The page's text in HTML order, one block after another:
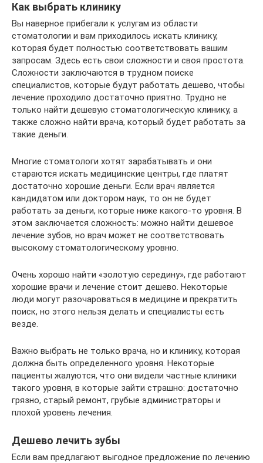
Как выбрать клинику
Вы наверное прибегали к услугам из области
стоматологии и вам приходилось искать клинику,
которая будет полностью соответствовать вашим
запросам. Здесь есть свои сложности и своя простота.
Сложности заключаются в трудном поиске
специалистов, которые будут работать дешево, чтобы
лечение проходило достаточно приятно. Трудно не
только найти дешевую стоматологическую клинику, а
также сложно найти врача, который будет работать за
такие деньги.
Многие стоматологи хотят зарабатывать и они
стараются искать медицинские центры, где платят
достаточно хорошие деньги. Если врач является
кандидатом или доктором наук, то он не будет
работать за деньги, которые ниже какого-то уровня. В
этом заключается сложность: можно найти дешевое
лечение зубов, но врач может не соответствовать
высокому стоматологическому уровню.
Очень хорошо найти «золотую середину», где работают
хорошие врачи и лечение стоит дешево. Некоторые
люди могут разочароваться в медицине и прекратить
поиск, но этого нельзя делать и специалисты есть
везде.
Важно выбрать не только врача, но и клинику, которая
должна быть определенного уровня. Некоторые
пациенты жалуются, что они видели частные клиники
такого уровня, в которые зайти страшно: достаточно
грязно, старый ремонт, грубые администраторы и
плохой уровень лечения.
Дешево лечить зубы
Если вам предлагают выгодное предложение по лечению